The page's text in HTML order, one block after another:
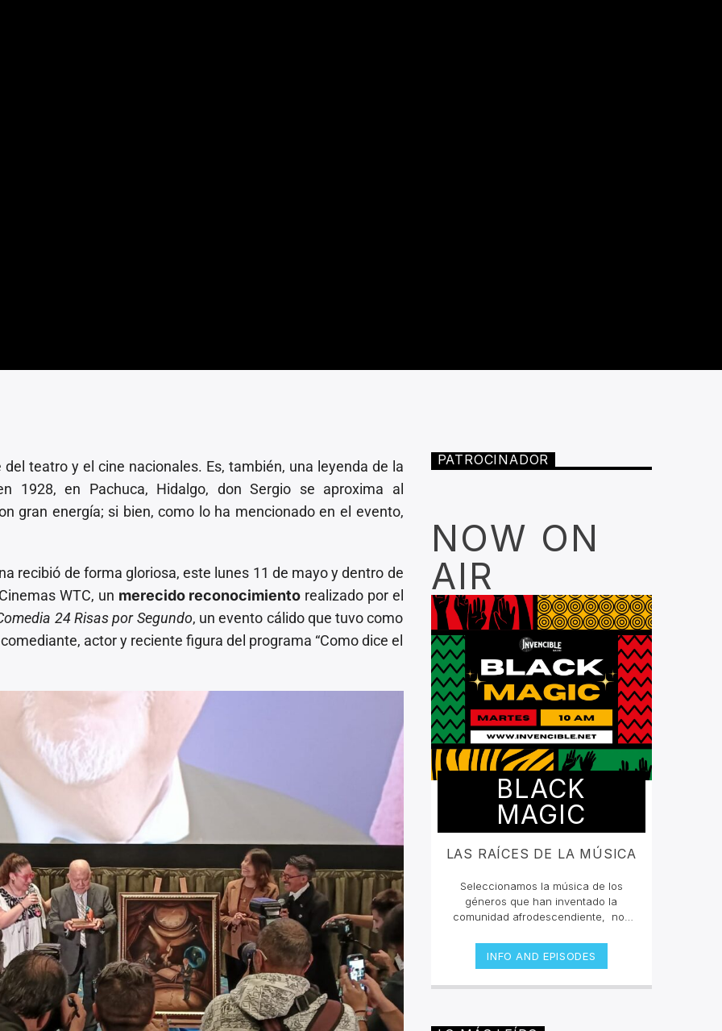
teatro y el cine nacionales. Es, también, una leyenda de la
1928, en Pachuca, Hidalgo, don Sergio se aproxima al
gran energía; si bien, como lo ha mencionado en el evento,
recibió de forma gloriosa, este lunes 11 de mayo y dentro de
WTC, un merecido reconocimiento realizado por el
24 Risas por Segundo, un evento cálido que tuvo como
actor y reciente figura del programa “Como dice el
PATROCINADOR
NOW ON
AIR
BLACK
MAGIC
LAS RAÍCES DE LA MÚSICA
Seleccionamos la música de los
géneros que han inventado la
comunidad afrodescendiente, nos
grandes compositores en la historia
fueron negros, y bajo sus
desarrollando distintos géneros que
los malestares que atacaban a toda
INFO AND EPISODES